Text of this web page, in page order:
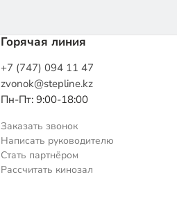
Горячая линия
+7 (747) 094 11 47
zvonok@stepline.kz
Пн-Пт: 9:00-18:00
Заказать звонок
Написать руководителю
Стать партнёром
Рассчитать кинозал